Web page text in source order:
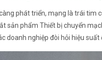
phát triển, mạng là trái tim
sản phẩm Thiết bị chuyển
doanh nghiệp đòi hỏi hiệu